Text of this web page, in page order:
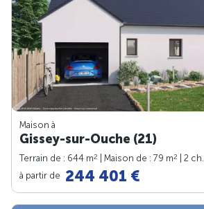
Maison à
Gissey-sur-Ouche (21)
Terrain de : 644 m2 | Maison de : 79 m2
| 2 ch.
à partir de 244 401 €